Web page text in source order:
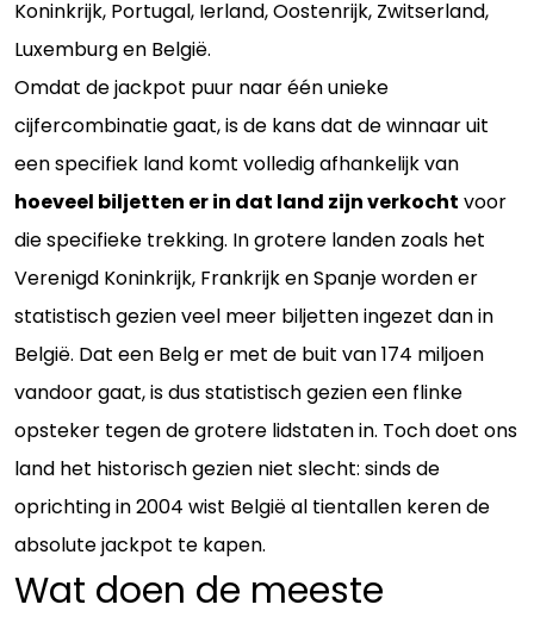
Koninkrijk, Portugal, Ierland, Oostenrijk, Zwitserland,
Luxemburg en België.
Omdat de jackpot puur naar één unieke
cijfercombinatie gaat, is de kans dat de winnaar uit
een specifiek land komt volledig afhankelijk van
hoeveel biljetten er in dat land zijn verkocht voor
die specifieke trekking. In grotere landen zoals het
Verenigd Koninkrijk, Frankrijk en Spanje worden er
statistisch gezien veel meer biljetten ingezet dan in
België. Dat een Belg er met de buit van 174 miljoen
vandoor gaat, is dus statistisch gezien een flinke
opsteker tegen de grotere lidstaten in. Toch doet ons
land het historisch gezien niet slecht: sinds de
oprichting in 2004 wist België al tientallen keren de
absolute jackpot te kapen.
Wat doen de meeste